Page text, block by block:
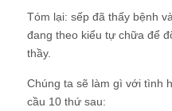
Tóm lại: sếp đã thấy bệnh
đang theo kiểu tự chữa để
thầy.
Chúng ta sẽ làm gì với tình
cầu 10 thứ sau: